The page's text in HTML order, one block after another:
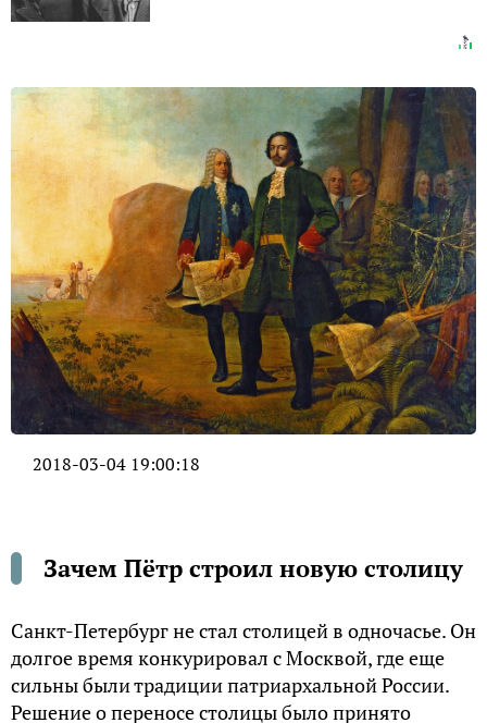
2018-03-04 19:00:18
Зачем Пётр строил новую столицу
Санкт-Петербург не стал столицей в одночасье. Он
долгое время конкурировал с Москвой, где еще
сильны были традиции патриархальной России.
Решение о переносе столицы было принято